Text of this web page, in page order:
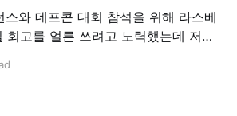
스와 데프콘 대회 참석을 위해 라스베
회고를 얼른 쓰려고 노력했는데 저녁
텔 로비에 앉아서 회고글을 쓰고 있